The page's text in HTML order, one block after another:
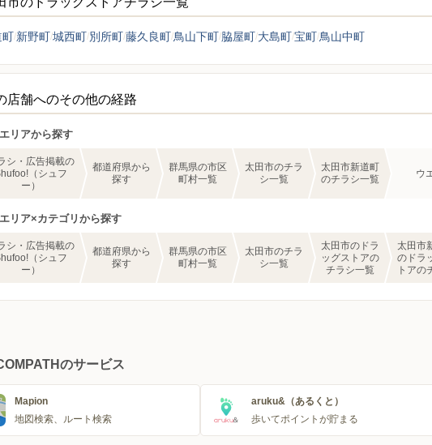
町 新野町城西町 別所町藤久良町 鳥山下町 脇屋町 大島町宝町 鳥山中町
店舗へのその他の経路
エリアから探す
シ・広告掲載の
（シュフ
ー）
都道府県から
探す
群馬県の市区
町村一覧
太田市のチラ
シ一覧
太田市新道町
のチラシ一覧
ウ
エリア×カテゴリから探す
シ・広告掲載の
（シュフ
ー）
都道府県から
探す
群馬県の市区
町村一覧
太田市のチラ
シ一覧
太田市のドラ
ッグストアの
チラシ一覧
太田市
のドラ
トアの
のサービス
Mapion
地図検索、ルート検索
aruku&（あるくと）
歩いてポイントが貯まる